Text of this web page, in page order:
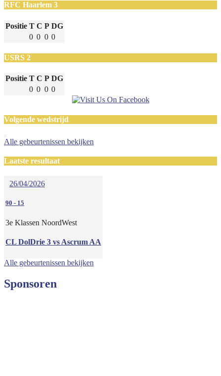
RFC Haarlem 3
Positie T C P DG
0 0 0 0
USRS 2
Positie T C P DG
0 0 0 0
Volgende wedstrijd
Alle gebeurtenissen bekijken
Laatste resultaat
26/04/2026
90 - 15
3e Klassen NoordWest
CL DolDrie 3 vs Ascrum AA
Alle gebeurtenissen bekijken
Sponsoren